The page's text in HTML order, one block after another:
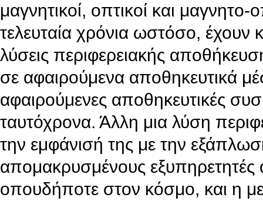
μαγνητικοί, οπτικοί και μαγνητο-
τελευταία χρόνια ωστόσο, έχουν
λύσεις περιφερειακής
σε αφαιρούμενα αποθηκευτικά
αφαιρούμενες αποθηκευτικές
ταυτόχρονα. Άλλη μια λύση
την εμφάνισή της με την
απομακρυσμένους εξυπηρετητές
οπουδήποτε στον κόσμο, και η